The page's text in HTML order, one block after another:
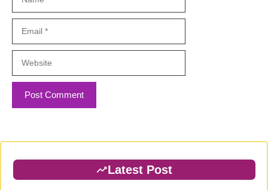
Latest Post